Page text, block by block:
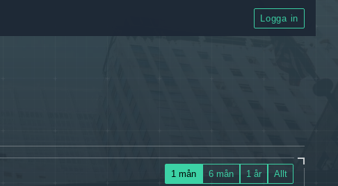
Logga in
1 mån 6 mån 1 år Allt